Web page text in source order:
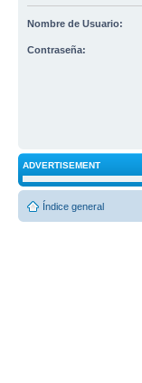
Nombre de Usuario:
Contraseña:
ADVERTISEMENT
Índice general